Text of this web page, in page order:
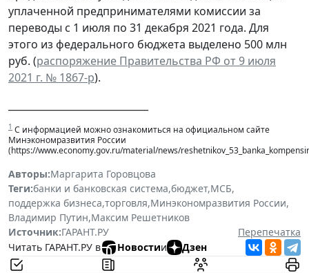
уплаченной предпринимателями комиссии за
переводы с 1 июля по 31 декабря 2021 года. Для
этого из федерального бюджета выделено 500 млн
руб. (распоряжение Правительства РФ от 9 июля
2021 г. № 1867-р).
1 С информацией можно ознакомиться на официальном сайте
Минэкономразвития России
(https://www.economy.gov.ru/material/news/
Авторы:Маргарита Горовцова
Теги:банки и банковская система,бюджет,МСБ,
поддержка бизнеса,торговля,Минэкономразвития России,
Владимир Путин,Максим Решетников
Источник:ГАРАНТ.РУ
Перепечатка
Читать ГАРАНТ.РУ в
Новостии Дзен